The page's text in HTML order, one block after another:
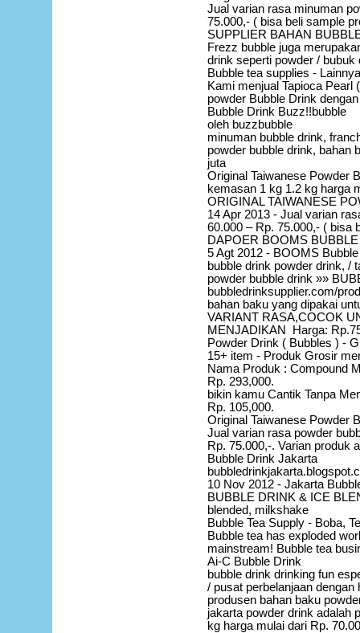
Jual varian rasa minuman
75.000,- ( bisa beli sample
SUPPLIER BAHAN
Frezz bubble juga
drink seperti powder / bubuk
Bubble tea supplies -
Kami menjual Tapioca
powder Bubble Drink dengan
Bubble Drink Buzz!!bubble
oleh buzzbubble
minuman bubble drink,
powder bubble drink, bahan
juta
Original Taiwanese Powder
kemasan 1 kg 1.2 kg harga
ORIGINAL TAIWANESE
14 Apr 2013 - Jual varian
60.000 – Rp. 75.000,- ( bisa
DAPOER BOOMS
5 Agt 2012 - BOOMS
bubble drink powder drink, /
powder bubble drink »»
bubbledrinksupplier.com/
bahan baku yang dipakai
VARIANT RASA,COCOK
MENJADIKAN Harga:
Powder Drink ( Bubbles ) -
15+ item - Produk Grosir
Nama Produk : Compound
Rp. 293,000.
bikin kamu Cantik Tanpa
Rp. 105,000.
Original Taiwanese Powder
Jual varian rasa powder
Rp. 75.000,-. Varian produk
Bubble Drink Jakarta
10 Nov 2012 - Jakarta
BUBBLE DRINK & ICE
blended, milkshake
Bubble Tea Supply - Boba,
Bubble tea has exploded
mainstream! Bubble tea
Ai-C Bubble Drink
bubble drink drinking fun
/ pusat perbelanjaan
produsen bahan baku
jakarta powder drink adalah
kg harga mulai dari Rp.